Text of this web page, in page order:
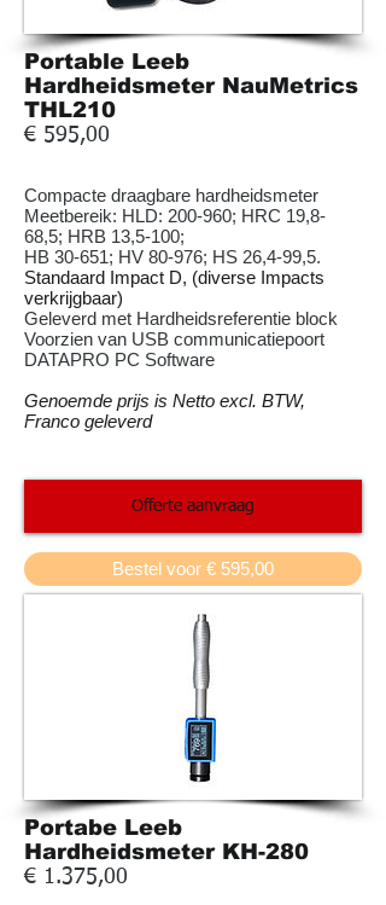
Portable Leeb
Hardheidsmeter NauMetrics
THL210
€ 595,00
Compacte draagbare hardheidsmeter
Meetbereik: HLD: 200-960; HRC 19,8-
68,5; HRB 13,5-100;
HB 30-651; HV 80-976; HS 26,4-99,5.
Standaard Impact D, (diverse Impacts
verkrijgbaar)
Geleverd met Hardheidsreferentie block
Voorzien van USB communicatiepoort
DATAPRO PC Software
Genoemde prijs is Netto excl. BTW,
Franco geleverd
Offerte aanvraag
Portabe Leeb
Hardheidsmeter KH-280
€ 1.375,00
Bestel voor € 595,00